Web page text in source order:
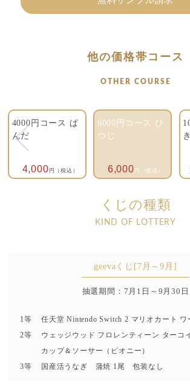
他の価格帯コース
OTHER COURSE
4000円コース ぱ
んだ
4,000 円（税込）
6000円コース ひ
つじ
6,000 円（税込）
くじの種類
KIND OF LOTTERY
geevaくじ[7月～9月]
抽選期間：7月1日～9月30日
1等
任天堂 Nintendo Switch 2 マリオカート ワ
2等
ウェッジウッド フロレンティーン ターコ
カップ＆ソーサー（ピオニー）
3等
国産活うなぎ 蒲焼 1尾 包装なし